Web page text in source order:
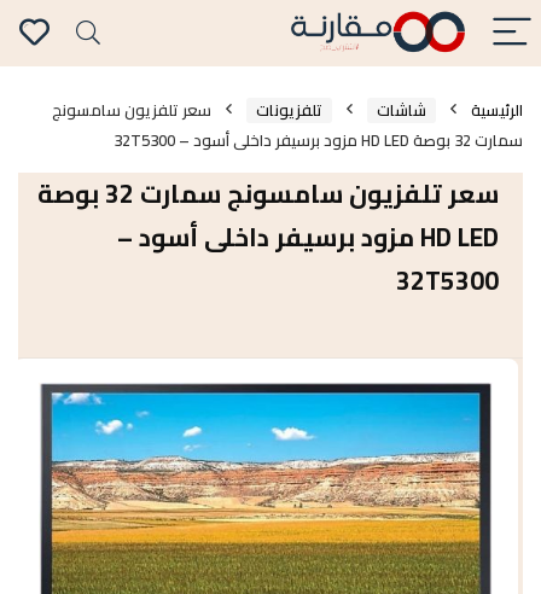
الرئيسية شاشات تلفزيونات
سعر تلفزيون سامسونج
سمارت 32 بوصة HD LED مزود برسيفر داخلى أسود – 32T5300
سعر تلفزيون سامسونج سمارت 32 بوصة
HD LED مزود برسيفر داخلى أسود –
32T5300